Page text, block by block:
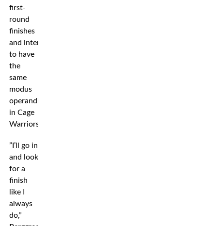
first-
round
finishes
and intends
to have
the
same
modus
operandi
in Cage
Warriors.
”I’ll go in
and look
for a
finish
like I
always
do,”